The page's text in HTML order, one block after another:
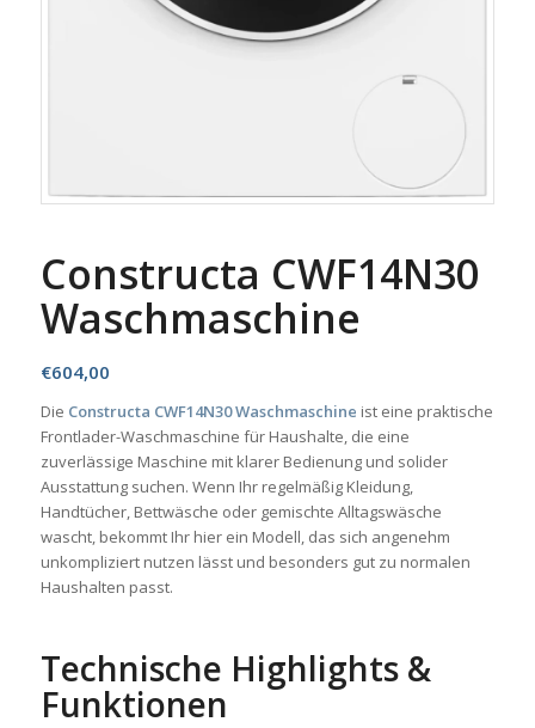
Constructa CWF14N30
Waschmaschine
€604,00
Die Constructa CWF14N30 Waschmaschine ist eine praktische
Frontlader-Waschmaschine für Haushalte, die eine
zuverlässige Maschine mit klarer Bedienung und solider
Ausstattung suchen. Wenn Ihr regelmäßig Kleidung,
Handtücher, Bettwäsche oder gemischte Alltagswäsche
wascht, bekommt Ihr hier ein Modell, das sich angenehm
unkompliziert nutzen lässt und besonders gut zu normalen
Haushalten passt.
Technische Highlights &
Funktionen